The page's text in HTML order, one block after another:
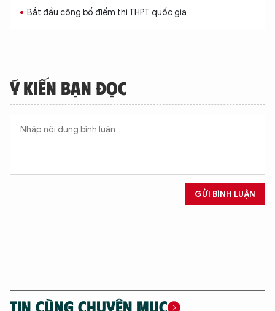
Bắt đầu công bố điểm thi THPT quốc gia
Ý KIẾN BẠN ĐỌC
GỬI BÌNH LUẬN
TIN CÙNG CHUYÊN MỤC